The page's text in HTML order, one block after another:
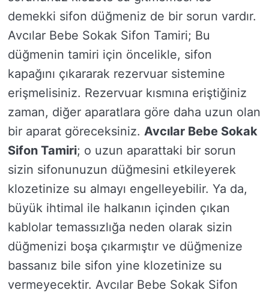
demekki sifon düğmeniz de bir sorun vardır.
Avcılar Bebe Sokak Sifon Tamiri; Bu
düğmenin tamiri için öncelikle, sifon
kapağını çıkararak rezervuar sistemine
erişmelisiniz. Rezervuar kısmına eriştiğiniz
zaman, diğer aparatlara göre daha uzun olan
bir aparat göreceksiniz. Avcılar Bebe Sokak
Sifon Tamiri; o uzun aparattaki bir sorun
sizin sifonunuzun düğmesini etkileyerek
klozetinize su almayı engelleyebilir. Ya da,
büyük ihtimal ile halkanın içinden çıkan
kablolar temassızlığa neden olarak sizin
düğmenizi boşa çıkarmıştır ve düğmenize
bassanız bile sifon yine klozetinize su
vermeyecektir. Avcılar Bebe Sokak Sifon